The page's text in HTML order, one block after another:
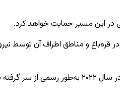
در این مسیر حمایت خواهد کرد.
قره‌باغ و مناطق اطراف آن توسط
سال ۲۰۲۲ به‌طور رسمی از سر